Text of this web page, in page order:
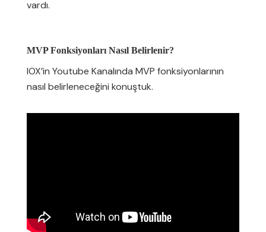
vardı.
MVP Fonksiyonları Nasıl Belirlenir?
IOX’in Youtube Kanalında MVP fonksiyonlarının
nasıl belirleneceğini konuştuk.